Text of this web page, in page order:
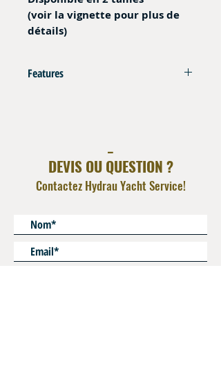
(voir la vignette pour plus de
détails)
Features
DEVIS OU QUESTION ?
Contactez Hydrau Yacht Service!